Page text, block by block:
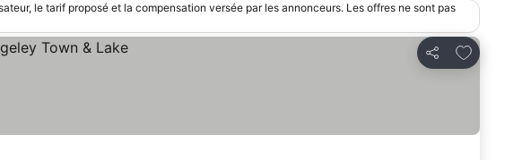
le tarif proposé et la compensation versée par les annonceurs. Les offres ne sont pas
Partager
Ajouter